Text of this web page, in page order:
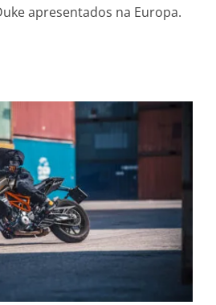
apresentados na Europa.